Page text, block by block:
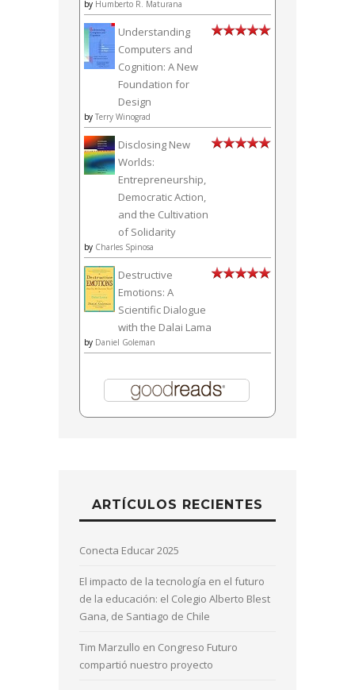
by Humberto R. Maturana
Understanding
Computers and
Cognition: A New
Foundation for
Design
by Terry Winograd
Disclosing New
Worlds:
Entrepreneurship,
Democratic Action,
and the Cultivation
of Solidarity
by Charles Spinosa
Destructive
Emotions: A
Scientific Dialogue
with the Dalai Lama
by Daniel Goleman
ARTÍCULOS RECIENTES
Conecta Educar 2025
El impacto de la tecnología en el futuro
de la educación: el Colegio Alberto Blest
Gana, de Santiago de Chile
Tim Marzullo en Congreso Futuro
compartió nuestro proyecto